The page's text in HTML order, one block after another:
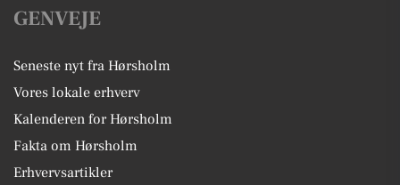
GENVEJE
Seneste nyt fra Hørsholm
Vores lokale erhverv
Kalenderen for Hørsholm
Fakta om Hørsholm
Erhvervsartikler